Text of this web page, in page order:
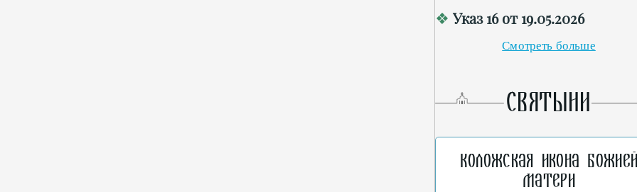
Указ 16 от 19.05.2026
Смотреть больше
СВЯТЫНИ
Коложская икона
Матери